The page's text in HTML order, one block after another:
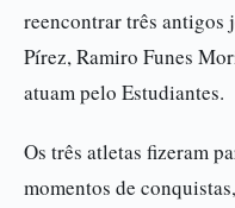
reencontrar três antigos
Pírez, Ramiro Funes
atuam pelo Estudiantes.
Os três atletas fizeram
momentos de